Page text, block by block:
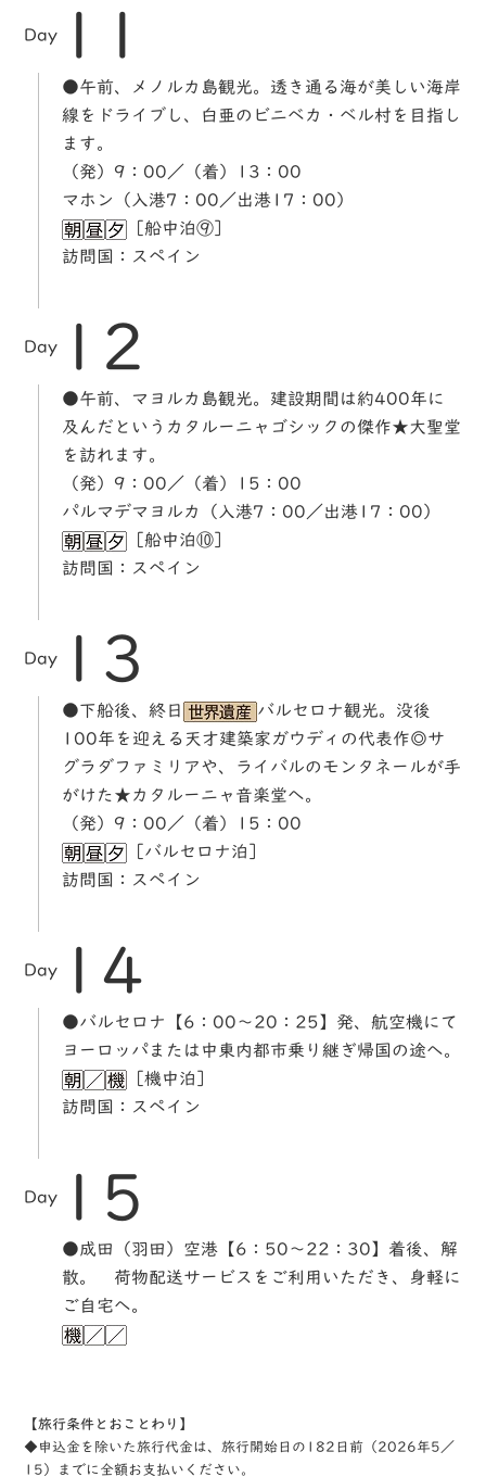
Day 11
●午前、メノルカ島観光。透き通る海が美しい海岸
線をドライブし、白亜のビニベカ・ベル村を目指し
ます。
（発）9：00／（着）13：00
マホン（入港7：00／出港17：00）
［船中泊⑨］
訪問国：スペイン
Day 12
●午前、マヨルカ島観光。建設期間は約400年に
及んだというカタルーニャゴシックの傑作★大聖堂
を訪れます。
（発）9：00／（着）15：00
パルマデマヨルカ（入港7：00／出港17：00）
［船中泊⑩］
訪問国：スペイン
Day 13
●下船後、終日
バルセロナ観光。没後
100年を迎える天才建築家ガウディの代表作◎サ
グラダファミリアや、ライバルのモンタネールが手
がけた★カタルーニャ音楽堂へ。
（発）9：00／（着）15：00
［バルセロナ泊］
訪問国：スペイン
Day 14
●バルセロナ【6：00～20：25】発、航空機にて
ヨーロッパまたは中東内都市乗り継ぎ帰国の途へ。
［機中泊］
訪問国：スペイン
Day 15
●成田（羽田）空港【6：50～22：30】着後、解
散。 荷物配送サービスをご利用いただき、身軽に
ご自宅へ。
【旅行条件とおことわり】
◆申込金を除いた旅行代金は、旅行開始日の182日前（2026年5／
15）までに全額お支払いください。